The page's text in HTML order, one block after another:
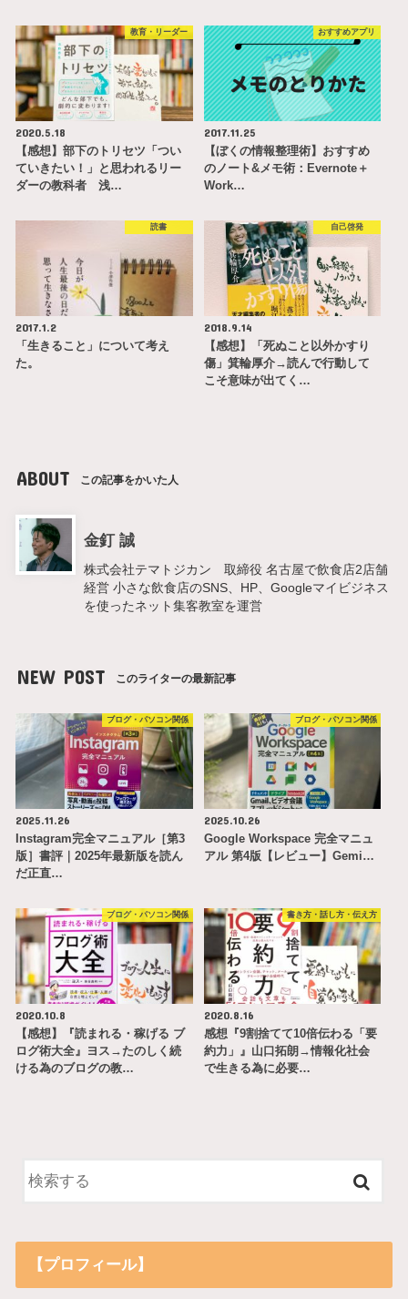
教育・リーダー
2020.5.18
【感想】部下のトリセツ「つい
ていきたい！」と思われるリー
ダーの教科者 浅…
おすすめアプリ
2017.11.25
【ぼくの情報整理術】おすすめ
のノート&メモ術：Evernote＋
Work…
読書
2017.1.2
「生きること」について考え
た。
自己啓発
2018.9.14
【感想】「死ぬこと以外かすり
傷」箕輪厚介→読んで行動して
こそ意味が出てく…
ABOUT この記事をかいた人
金釘 誠
株式会社テマトジカン 取締役 名古屋で飲食店2店舗
経営 小さな飲食店のSNS、HP、Googleマイビジネス
を使ったネット集客教室を運営
NEW POST このライターの最新記事
ブログ・パソコン関係
2025.11.26
Instagram完全マニュアル［第3
版］書評｜2025年最新版を読ん
だ正直…
ブログ・パソコン関係
2025.10.26
Google Workspace 完全マニュ
アル 第4版【レビュー】Gemi…
ブログ・パソコン関係
2020.10.8
【感想】『読まれる・稼げる ブ
ログ術大全』ヨス→たのしく続
ける為のブログの教…
書き方・話し方・伝え方
2020.8.16
感想『9割捨てて10倍伝わる「要
約力」』山口拓朗→情報化社会
で生きる為に必要…
【プロフィール】